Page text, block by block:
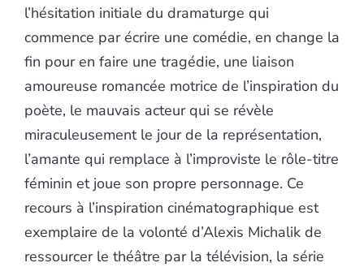
l’hésitation initiale du dramaturge qui
commence par écrire une comédie, en change la
fin pour en faire une tragédie, une liaison
amoureuse romancée motrice de l’inspiration du
poète, le mauvais acteur qui se révèle
miraculeusement le jour de la représentation,
l’amante qui remplace à l’improviste le rôle-titre
féminin et joue son propre personnage. Ce
recours à l’inspiration cinématographique est
exemplaire de la volonté d’Alexis Michalik de
ressourcer le théâtre par la télévision, la série